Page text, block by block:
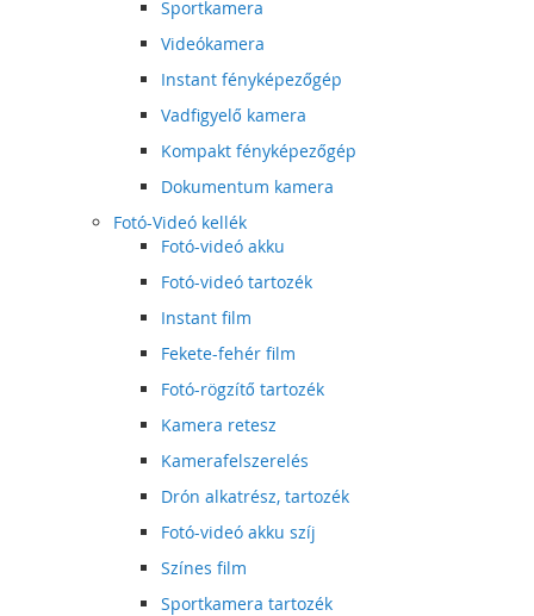
Sportkamera
Videókamera
Instant fényképezőgép
Vadfigyelő kamera
Kompakt fényképezőgép
Dokumentum kamera
Fotó-Videó kellék
Fotó-videó akku
Fotó-videó tartozék
Instant film
Fekete-fehér film
Fotó-rögzítő tartozék
Kamera retesz
Kamerafelszerelés
Drón alkatrész, tartozék
Fotó-videó akku szíj
Színes film
Sportkamera tartozék